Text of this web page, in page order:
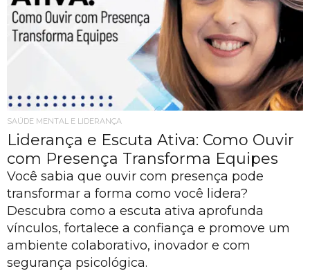
SAÚDE MENTAL E LIDERANÇA
Liderança e Escuta Ativa: Como Ouvir
com Presença Transforma Equipes
Você sabia que ouvir com presença pode
transformar a forma como você lidera?
Descubra como a escuta ativa aprofunda
vínculos, fortalece a confiança e promove um
ambiente colaborativo, inovador e com
segurança psicológica.